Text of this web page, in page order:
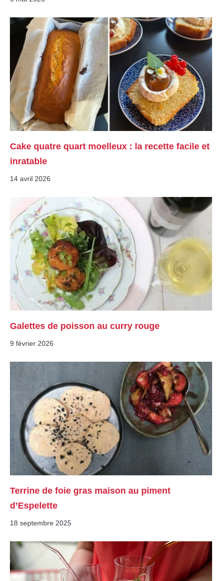
Cake quatre quart moelleux : la recette facile et
inratable
14 avril 2026
Galettes de poisson au curry rouge
9 février 2026
Terrine de foie gras maison au piment
d’Espelette
18 septembre 2025